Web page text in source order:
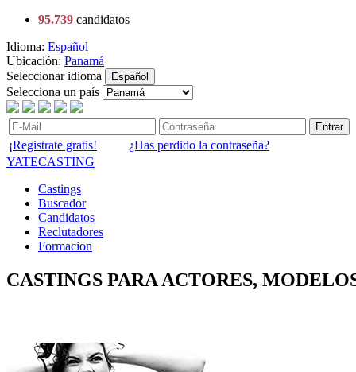
95.739 candidatos
Idioma: Español
Ubicación: Panamá
Seleccionar idioma
Español
Selecciona un país
Entrar
¡Registrate gratis!
¿Has perdido la contraseña?
YATECASTING
Castings
Buscador
Candidatos
Reclutadores
Formacion
CASTINGS PARA ACTORES,